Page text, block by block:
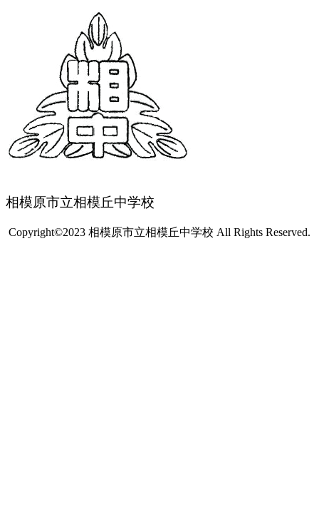
相模原市立相模丘中学校
Copyright©2023 相模原市立相模丘中学校 All Rights Reserved.